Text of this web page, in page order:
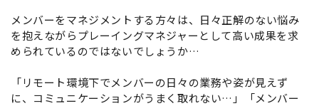
メンバーをマネジメントする方々は、日々正解のない悩み
を抱えながらプレーイングマネジャーとして高い成果を求
められているのではないでしょうか…
「リモート環境下でメンバーの日々の業務や姿が見えず
に、コミュニケーションがうまく取れない…」「メンバー